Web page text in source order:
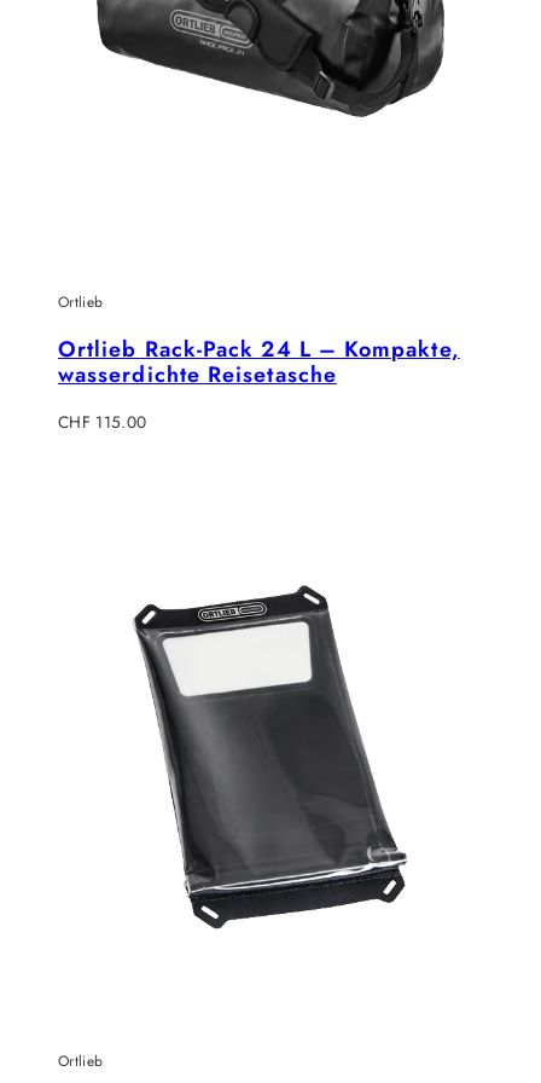
Ortlieb
Ortlieb Rack-Pack 24 L – Kompakte,
wasserdichte Reisetasche
Regulärer
CHF 115.00
Ortlieb